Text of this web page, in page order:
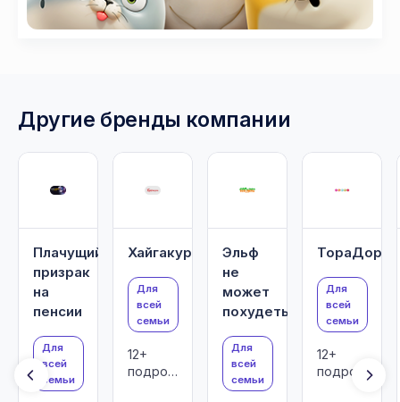
Другие бренды компании
Плачущий
призрак
на
пенсии
Для
всей
семьи
Хайгакура
Для
всей
семьи
12+
подростки
Эльф
не
может
похудеть
Для
всей
семьи
ТораДора!
Для
всей
семьи
12+
подростки